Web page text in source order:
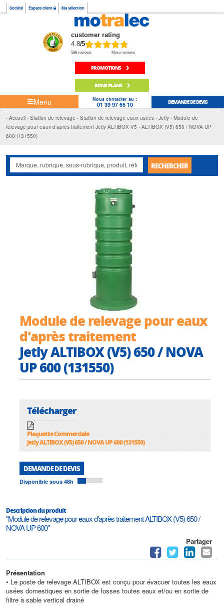
Société Espace client Ma sélection
customer rating
4.8/5
598 reviews More reviews
PROMOTIONS
BONS PLANS
Menu Nous contacter au :
01 39 97 65 10 DEMANDE DE DEVIS
Accueil Station de relevage Station de relevage eaux usées Jetly
Module de
relevage pour eaux d'après traitement Jetly ALTIBOX V5
ALTIBOX (V5) 650 / NOVA UP
600 (131550)
RECHERCHER
Module de relevage pour eaux
d'après traitement
Jetly ALTIBOX (V5) 650 / NOVA
UP 600 (131550)
Télécharger
Plaquette Commerciale
Jetly ALTIBOX (V5) 650 / NOVA UP 600 (131550)
DEMANDE DE DEVIS
Disponible sous 48h
Description du produit
"Module de relevage pour eaux d'après traitement ALTIBOX (V5) 650 /
NOVA UP 600"
Partager
Présentation
• Le poste de relevage ALTIBOX est conçu pour évacuer toutes les eaux
usées domestiques en sortie de fosses toutes eaux et/ou en sortie de
filtre à sable vertical drainé